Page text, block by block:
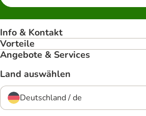
Info & Kontakt
Vorteile
Angebote & Services
Land auswählen
Deutschland / de